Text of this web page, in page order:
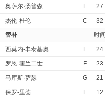
奥萨尔·汤普森 F 27
杰伦-杜伦 C 32
替补 时间
西莫内-丰泰基奥 F 24
罗恩·霍兰二世 F 23
马库斯·萨瑟 G 21
保罗-里德 F 12